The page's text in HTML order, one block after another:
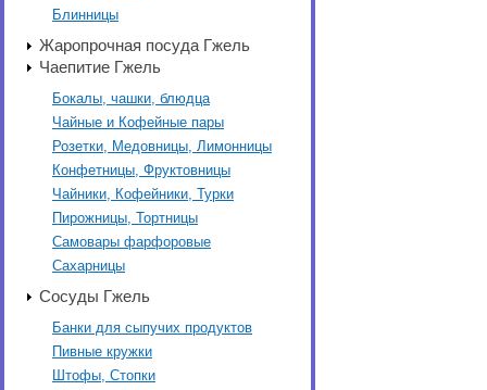
Блинницы
Жаропрочная посуда Гжель
Чаепитие Гжель
Бокалы, чашки, блюдца
Чайные и Кофейные пары
Розетки, Медовницы, Лимонницы
Конфетницы, Фруктовницы
Чайники, Кофейники, Турки
Пирожницы, Тортницы
Самовары фарфоровые
Сахарницы
Сосуды Гжель
Банки для сыпучих продуктов
Пивные кружки
Штофы, Стопки